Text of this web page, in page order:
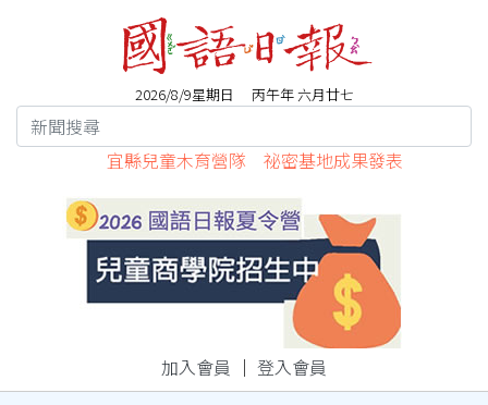
2026/8/9星期日 丙午年 六月廿七
宜縣兒童木育營隊 祕密基地成果發表
加入會員 ｜ 登入會員